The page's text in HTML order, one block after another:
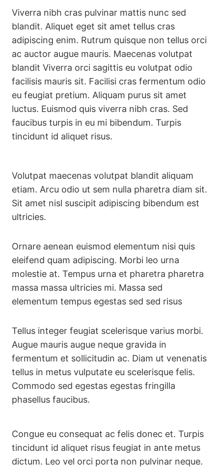
Viverra nibh cras pulvinar mattis nunc sed
blandit. Aliquet eget sit amet tellus cras
adipiscing enim. Rutrum quisque non tellus orci
ac auctor augue mauris. Maecenas volutpat
blandit Viverra orci sagittis eu volutpat odio
facilisis mauris sit. Facilisi cras fermentum odio
eu feugiat pretium. Aliquam purus sit amet
luctus. Euismod quis viverra nibh cras. Sed
faucibus turpis in eu mi bibendum. Turpis
tincidunt id aliquet risus.
Volutpat maecenas volutpat blandit aliquam
etiam. Arcu odio ut sem nulla pharetra diam sit.
Sit amet nisl suscipit adipiscing bibendum est
ultricies.
Ornare aenean euismod elementum nisi quis
eleifend quam adipiscing. Morbi leo urna
molestie at. Tempus urna et pharetra pharetra
massa massa ultricies mi. Massa sed
elementum tempus egestas sed sed risus
Tellus integer feugiat scelerisque varius morbi.
Augue mauris augue neque gravida in
fermentum et sollicitudin ac. Diam ut venenatis
tellus in metus vulputate eu scelerisque felis.
Commodo sed egestas egestas fringilla
phasellus faucibus.
Congue eu consequat ac felis donec et. Turpis
tincidunt id aliquet risus feugiat in ante metus
dictum. Leo vel orci porta non pulvinar neque.